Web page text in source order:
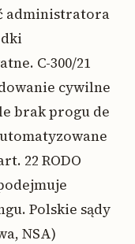
administratora
C-300/21
cywilne
brak progu de
22 RODO
Polskie sądy
NSA)